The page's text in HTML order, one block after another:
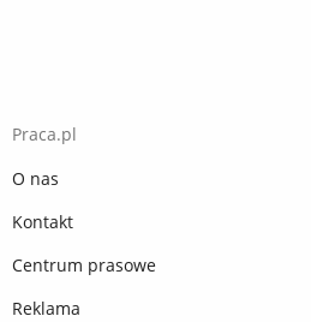
Praca.pl
O nas
Kontakt
Centrum prasowe
Reklama